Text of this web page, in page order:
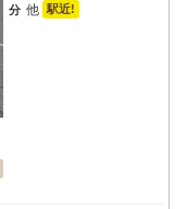
分 他 駅近!